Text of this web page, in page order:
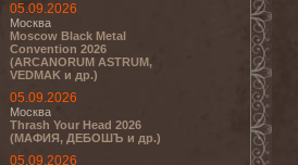
05.09.2026
Москва
Moscow Black Metal
Convention 2026
(ARCANORUM ASTRUM,
VEDMAK и др.)
05.09.2026
Москва
Thrash Your Head 2026
(МАФИЯ, ДЕБОШЪ и др.)
05.09.2026